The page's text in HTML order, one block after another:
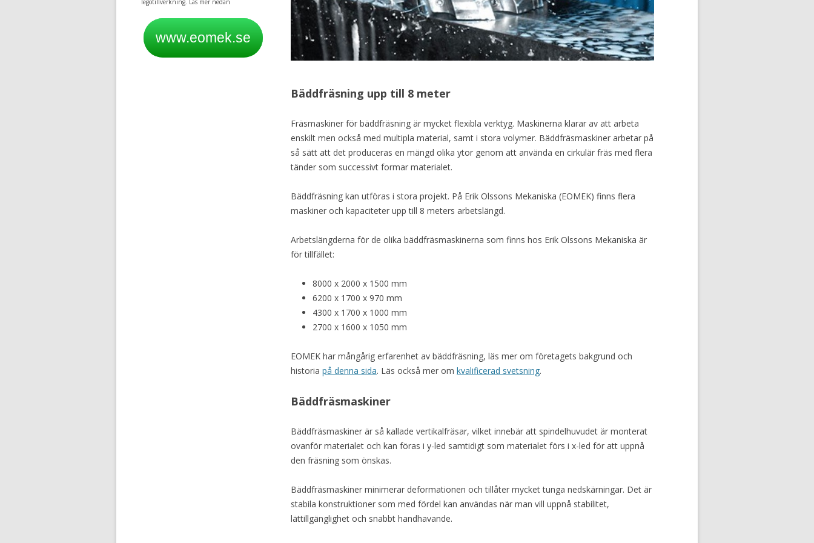
legotillverkning. Läs mer nedan
www.eomek.se
Bäddfräsning upp till 8 meter
Fräsmaskiner för bäddfräsning är mycket flexibla verktyg. Maskinerna klarar av att arbeta
enskilt men också med multipla material, samt i stora volymer. Bäddfräsmaskiner arbetar på
så sätt att det produceras en mängd olika ytor genom att använda en cirkulär fräs med flera
tänder som successivt formar materialet.
Bäddfräsning kan utföras i stora projekt. På Erik Olssons Mekaniska (EOMEK) finns flera
maskiner och kapaciteter upp till 8 meters arbetslängd.
Arbetslängderna för de olika bäddfräsmaskinerna som finns hos Erik Olssons Mekaniska är
för tillfället:
8000 x 2000 x 1500 mm
6200 x 1700 x 970 mm
4300 x 1700 x 1000 mm
2700 x 1600 x 1050 mm
EOMEK har mångårig erfarenhet av bäddfräsning, läs mer om företagets bakgrund och
historia på denna sida. Läs också mer om kvalificerad svetsning.
Bäddfräsmaskiner
Bäddfräsmaskiner är så kallade vertikalfräsar, vilket innebär att spindelhuvudet är monterat
ovanför materialet och kan föras i y-led samtidigt som materialet förs i x-led för att uppnå
den fräsning som önskas.
Bäddfräsmaskiner minimerar deformationen och tillåter mycket tunga nedskärningar. Det är
stabila konstruktioner som med fördel kan användas när man vill uppnå stabilitet,
lättillgänglighet och snabbt handhavande.